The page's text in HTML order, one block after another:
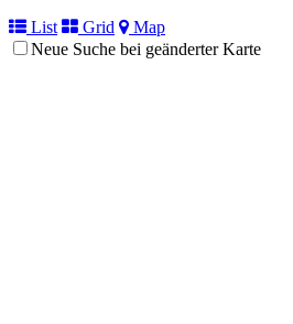
List
Grid
Map
Neue Suche bei geänderter Karte